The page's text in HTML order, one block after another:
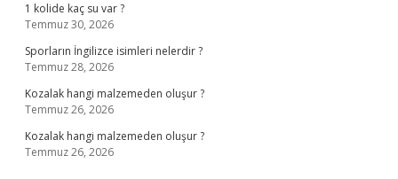
1 kolide kaç su var ?
Temmuz 30, 2026
Sporların İngilizce isimleri nelerdir ?
Temmuz 28, 2026
Kozalak hangi malzemeden oluşur ?
Temmuz 26, 2026
Kozalak hangi malzemeden oluşur ?
Temmuz 26, 2026